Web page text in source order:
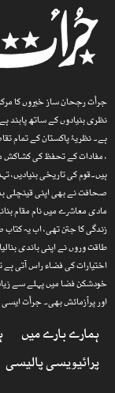
جرأت رجحان ساز خبروں کا
نظری بنیادوں کے ساتھ پابند
ہے۔ نظریۂ پاکستان کے
، مفادات کے تحفظ کی کشاکش
ہیں۔قوم کی تاریخی
صحافت نے بھی اپنی قینچلی
مادی معاشرے میں نام مقام
زندگی کا جتن تھی، اب یہ
طاقت وروں نے اپنی باندی
اختیارات کی فضاء راس آتی
خودشکن فضا میں پہلے سے
اور پرآزمائش بھی۔ جرأت
ہمارے بارے میں
پرائیویسی پالیسی